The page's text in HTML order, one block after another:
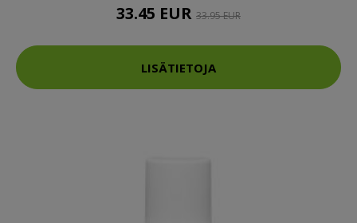
33.45 EUR 33.95 EUR
LISÄTIETOJA